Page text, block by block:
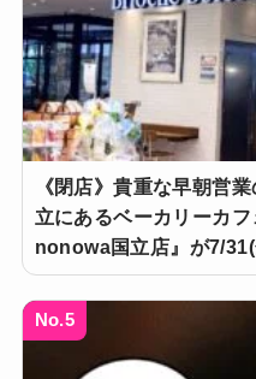
《閉店》貴重な早朝営
立にあるベーカリーカ
nonowa国立店』が7/
No.5